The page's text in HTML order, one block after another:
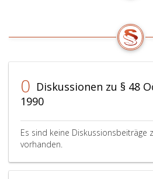
0 Diskussionen zu § 48
1990
Es sind keine Diskussionsbeiträge
vorhanden.